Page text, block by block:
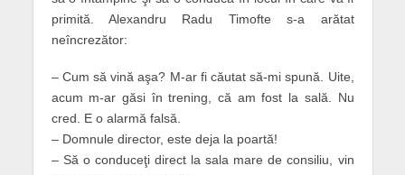
primită. Alexandru Radu Timofte s-a arătat
neîncrezător:
– Cum să vină aşa? M-ar fi căutat să-mi spună. Uite,
acum m-ar găsi în trening, că am fost la sală. Nu
cred. E o alarmă falsă.
– Domnule director, este deja la poartă!
– Să o conduceţi direct la sala mare de consiliu, vin